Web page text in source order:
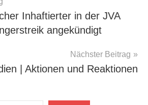
Inhaftierter in der JVA
angekündigt
Nächster Beitrag
| Aktionen und Reaktionen